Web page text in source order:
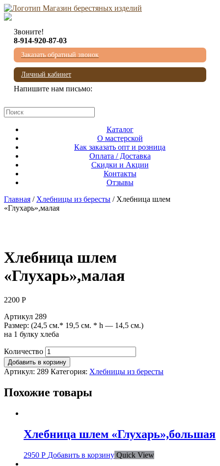
Звоните!
8-914-920-87-03
Заказать обратный звонок
Личный кабинет
Напишите нам письмо:
Каталог
О мастерской
Как заказать опт и розница
Оплата / Доставка
Скидки и Акции
Контакты
Отзывы
Главная / Хлебницы из бересты / Хлебница шлем
«Глухарь»,малая
Хлебница шлем
«Глухарь»,малая
2200 Р
Артикул 289
Размер: (24,5 см.* 19,5 см. * h — 14,5 см.)
на 1 булку хлеба
Количество
Добавить в корзину
Артикул: 289 Категория: Хлебницы из бересты
Похожие товары
Хлебница шлем «Глухарь»,большая
2950 Р Добавить в корзину Quick View